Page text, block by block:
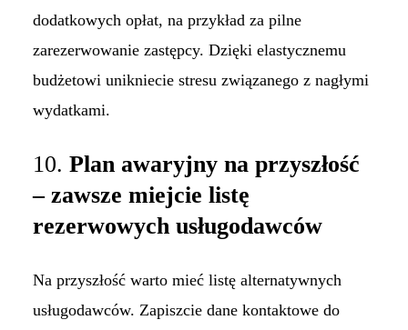
dodatkowych opłat, na przykład za pilne
zarezerwowanie zastępcy. Dzięki elastycznemu
budżetowi unikniecie stresu związanego z nagłymi
wydatkami.
10. Plan awaryjny na przyszłość
– zawsze miejcie listę
rezerwowych usługodawców
Na przyszłość warto mieć listę alternatywnych
usługodawców. Zapiszcie dane kontaktowe do